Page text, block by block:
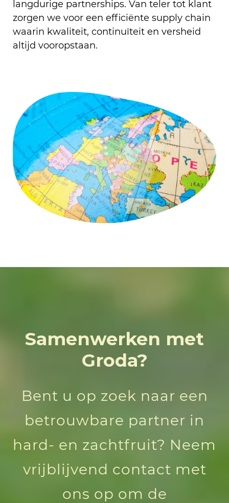
langdurige partnerships. Van teler tot klant
zorgen we voor een efficiënte supply chain
waarin kwaliteit, continuïteit en versheid
altijd vooropstaan.
Samenwerken met
Groda?
Bent u op zoek naar een
betrouwbare partner in
hard- en zachtfruit? Neem
vrijblijvend contact met
ons op om de